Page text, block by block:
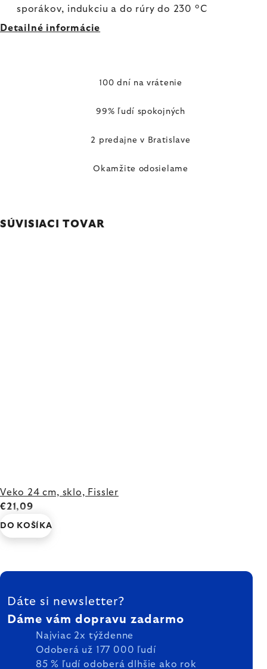
sporákov, indukciu a do rúry do 230 °C
Detailné informácie
100 dní na vrátenie
99% ľudí spokojných
2 predajne v Bratislave
Okamžite odosielame
SÚVISIACI TOVAR
Veko 24 cm, sklo, Fissler
€21,09
DO KOŠÍKA
ZÁPÄTIE
Dáte si newsletter?
Dáme vám dopravu zadarmo
Najviac 2x týždenne
Odoberá už 177 000 ľudí
85 % ľudí odoberá dlhšie ako rok